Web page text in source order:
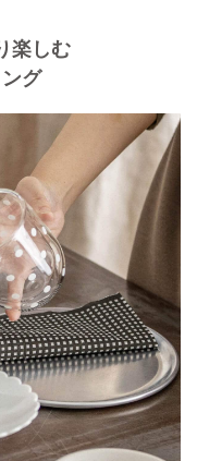
楽しむ
グ